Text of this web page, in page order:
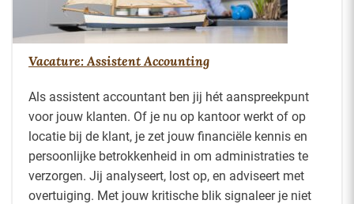
Vacature: Assistent Accounting
Als assistent accountant ben jij hét aanspreekpunt
voor jouw klanten. Of je nu op kantoor werkt of op
locatie bij de klant, je zet jouw financiële kennis en
persoonlijke betrokkenheid in om administraties te
verzorgen. Jij analyseert, lost op, en adviseert met
overtuiging. Met jouw kritische blik signaleer je niet